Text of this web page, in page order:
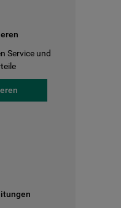
Service und